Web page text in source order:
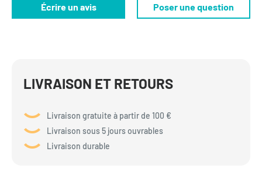
Écrire un avis Poser une question
LIVRAISON ET RETOURS
Livraison gratuite à partir de 100 €
Livraison sous 5 jours ouvrables
Livraison durable